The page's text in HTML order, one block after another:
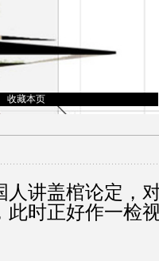
收藏本页
人讲盖棺论定，
此时正好作一检